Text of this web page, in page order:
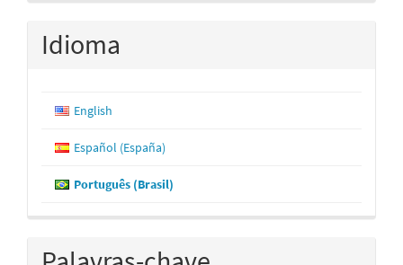
Idioma
English
Español (España)
Português (Brasil)